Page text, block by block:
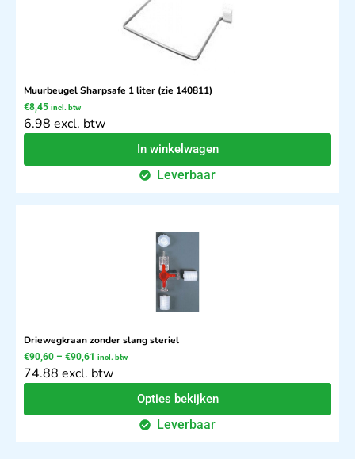
Muurbeugel Sharpsafe 1 liter (zie 140811)
€8,45 incl. btw
6.98 excl. btw
In winkelwagen
Leverbaar
Driewegkraan zonder slang steriel
€90,60 – €90,61 incl. btw
74.88 excl. btw
Opties bekijken
Leverbaar